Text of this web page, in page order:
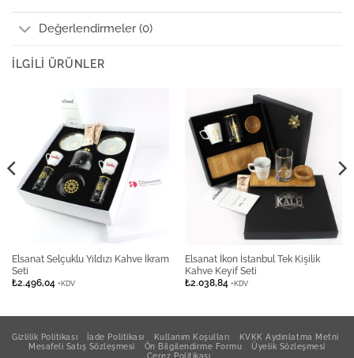
Değerlendirmeler (0)
İLGILI ÜRÜNLER
Elsanat Selçuklu Yıldızı Kahve İkram
Seti
₺2.496,04 +KDV
Elsanat İkon İstanbul Tek Kişilik
Kahve Keyif Seti
₺2.038,84 +KDV
Gizlilik Politikası İade Politikası Kullanım Koşulları
KVKK Aydınlatma Metni
Mesafeli Satış Sözleşmesi
Ön Bilgilendirme Formu
Üyelik Sözleşmesi
Çerez Politikası